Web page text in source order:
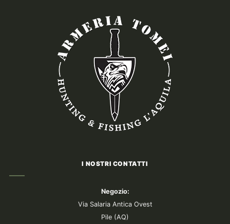
I NOSTRI CONTATTI
Negozio:
Via Salaria Antica Ovest
Pile (AQ)